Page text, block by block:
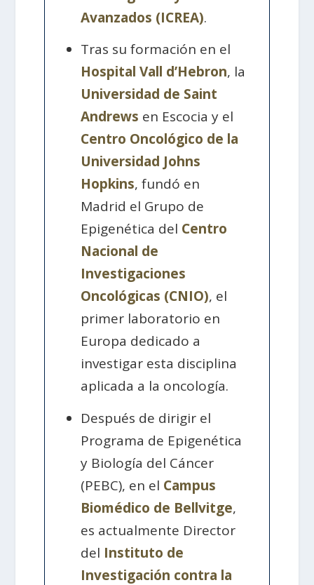
Avanzados (ICREA).
Tras su formación en el
Hospital Vall d’Hebron, la
Universidad de Saint
Andrews en Escocia y el
Centro Oncológico de la
Universidad Johns
Hopkins, fundó en
Madrid el Grupo de
Epigenética del Centro
Nacional de
Investigaciones
Oncológicas (CNIO), el
primer laboratorio en
Europa dedicado a
investigar esta disciplina
aplicada a la oncología.
Después de dirigir el
Programa de Epigenética
y Biología del Cáncer
(PEBC), en el Campus
Biomédico de Bellvitge,
es actualmente Director
del Instituto de
Investigación contra la